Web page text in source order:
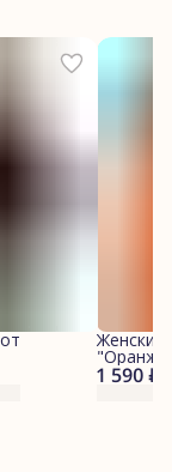
1 590 ₽
Женский